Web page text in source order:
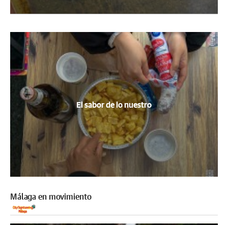
El sabor de lo nuestro
Málaga en movimiento